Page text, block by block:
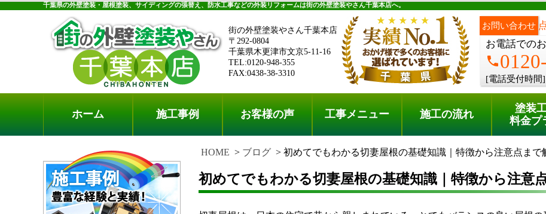
千葉県の外壁塗装・屋根塗装、サイディングの張替え、防水工事などの外装リフォームは街の外壁塗装やさん千葉本店へ。
街の外壁塗装やさん千葉本店
〒292-0804
千葉県木更津市文京5-11-16
TEL:0120-948-355
FAX:0438-38-3310
お問い合わせ
お電話での
phone
[電話受付時間]
料金プラン 無料点検
ホーム 施工事例 お客様の声 工事メニュー 施工の流れ
塗装
料金プ
HOME ブログ 初めてでもわかる切妻屋根の基礎知識｜特徴から注意点まで
初めてでもわかる切妻屋根の基礎知識｜特徴から注意